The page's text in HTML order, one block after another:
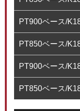
PT900ベース/
PT850ベース/
PT900ベース/
PT850ベース/